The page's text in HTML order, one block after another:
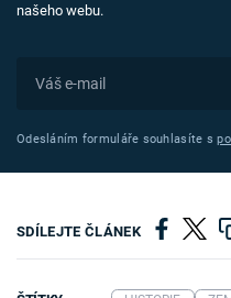
našeho webu.
Odesláním formuláře souhlasíte s
SDÍLEJTE ČLÁNEK